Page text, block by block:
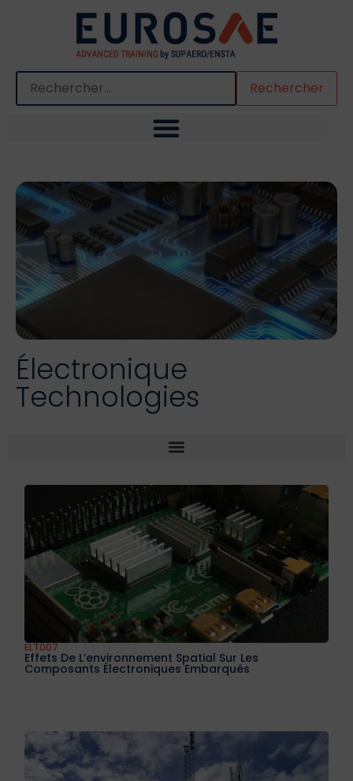
Quand les résultats de l'auto-complétion sont
Électronique
Technologies
ELT007
Effets De L’environnement Spatial Sur Les
Composants Électroniques Embarqués